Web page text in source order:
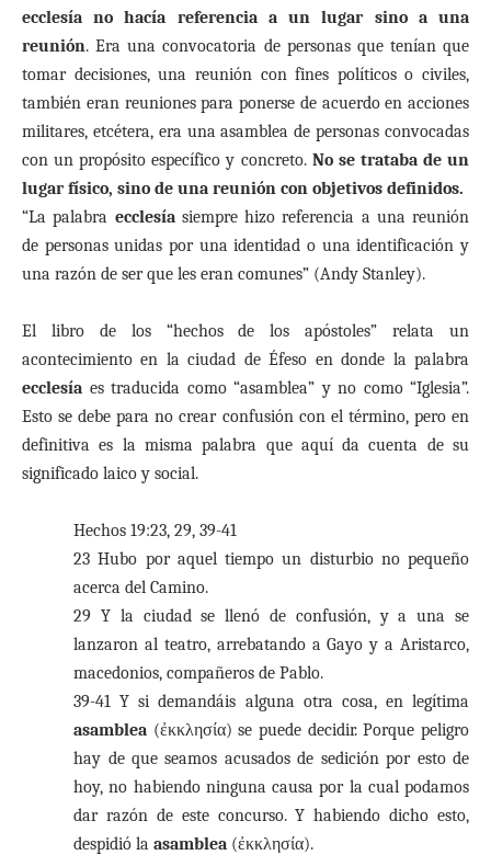
ecclesía no hacía referencia a un lugar sino a una
reunión. Era una convocatoria de personas que tenían que
tomar decisiones, una reunión con fines políticos o civiles,
también eran reuniones para ponerse de acuerdo en acciones
militares, etcétera, era una asamblea de personas convocadas
con un propósito específico y concreto. No se trataba de un
lugar físico, sino de una reunión con objetivos definidos.
“La palabra ecclesía siempre hizo referencia a una reunión
de personas unidas por una identidad o una identificación y
una razón de ser que les eran comunes” (Andy Stanley).
El libro de los “hechos de los apóstoles” relata un
acontecimiento en la ciudad de Éfeso en donde la palabra
ecclesía es traducida como “asamblea” y no como “Iglesia”.
Esto se debe para no crear confusión con el término, pero en
definitiva es la misma palabra que aquí da cuenta de su
significado laico y social.
Hechos 19:23, 29, 39-41
23 Hubo por aquel tiempo un disturbio no pequeño
acerca del Camino.
29 Y la ciudad se llenó de confusión, y a una se
lanzaron al teatro, arrebatando a Gayo y a Aristarco,
macedonios, compañeros de Pablo.
39-41 Y si demandáis alguna otra cosa, en legítima
asamblea (ἐκκλησία) se puede decidir. Porque peligro
hay de que seamos acusados de sedición por esto de
hoy, no habiendo ninguna causa por la cual podamos
dar razón de este concurso. Y habiendo dicho esto,
despidió laasamblea (ἐκκλησία).